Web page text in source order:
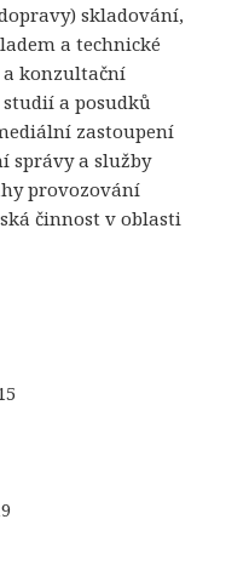
skladování,
a technické
a konzultační
a posudků
zastoupení
správy a služby
provozování
činnost v oblasti